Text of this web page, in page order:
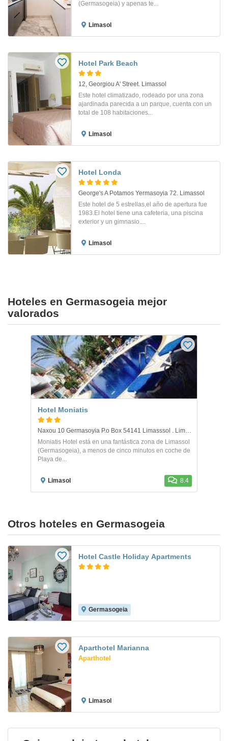
(Germasogeia) y apenas te...
Limasol
Hotel Park Beach
12, Georgiou A' Street. Limassol
Este hotel climatizado, rodeado por una zona
ajardinada parecida a un parque, cuenta con un
total de 108 habitaciones...
Limasol
Hotel Londa
George's A Potamos Yermasoyia 72. Limassol
Este hotel de 5 estrellas,el año de apertura fue
1983.El hotel tiene una cafeteria, una piscina
exterior y un gimnasio....
Limasol
Hoteles en Germasogeia mejor
valorados
Hotel Moniatis
Naxou 10 Germasoyia P.o Box 54141 Limasssol . Limassol
Moniatis Hotel está en una fantástica zona de Limassol
(Germasogeia), a menos de cinco minutos en coche de
Playa de...
Limasol 8.4
Otros hoteles en Germasogeia
Hotel Castle Holiday Apartments
Germasogeia
Aparthotel Marianna
Aparthotel
Limasol